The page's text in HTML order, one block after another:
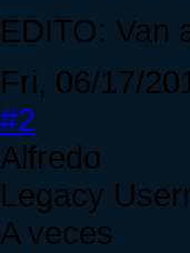
EDITO: Van
Fri, 06/17/
#2
Alfredo
Legacy
A veces